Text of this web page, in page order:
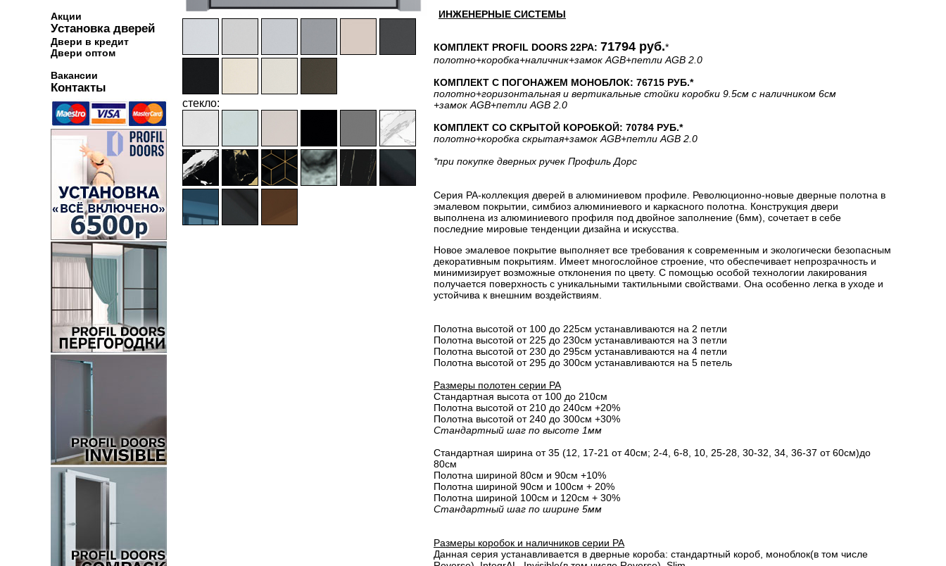
Акции
Установка дверей
Двери в кредит
Двери оптом
Вакансии
Контакты
стекло:
ИНЖЕНЕРНЫЕ СИСТЕМЫ
КОМПЛЕКТ PROFIL DOORS 22PA: 71794 руб.*
полотно+коробка+наличник+замок AGB+петли AGB 2.0
КОМПЛЕКТ С ПОГОНАЖЕМ МОНОБЛОК: 76715 РУБ.*
полотно+горизонтальная и вертикальные стойки коробки 9.5см с наличником 6см
+замок AGB+петли AGB 2.0
КОМПЛЕКТ СО СКРЫТОЙ КОРОБКОЙ: 70784 РУБ.*
полотно+коробка скрытая+замок AGB+петли AGB 2.0
*при покупке дверных ручек Профиль Дорс
Серия PA-коллекция дверей в алюминиевом профиле. Революционно-новые дверные полотна в
эмалевом покрытии, симбиоз алюминиевого и каркасного полотна. Конструкция двери
выполнена из алюминиевого профиля под двойное заполнение (6мм), сочетает в себе
последние мировые тенденции дизайна и искусства.
Новое эмалевое покрытие выполняет все требования к современным и экологически безопасным
декоративным покрытиям. Имеет многослойное строение, что обеспечивает непрозрачность и
минимизирует возможные отклонения по цвету. С помощью особой технологии лакирования
получается поверхность с уникальными тактильными свойствами. Она особенно легка в уходе и
устойчива к внешним воздействиям.
Полотна высотой от 100 до 225см устанавливаются на 2 петли
Полотна высотой от 225 до 230см устанавливаются на 3 петли
Полотна высотой от 230 до 295см устанавливаются на 4 петли
Полотна высотой от 295 до 300см устанавливаются на 5 петель
Размеры полотен серии PA
Стандартная высота от 100 до 210см
Полотна высотой от 210 до 240см +20%
Полотна высотой от 240 до 300см +30%
Стандартный шаг по высоте 1мм
Стандартная ширина от 35 (12, 17-21 от 40см; 2-4, 6-8, 10, 25-28, 30-32, 34, 36-37 от 60см)до
80см
Полотна шириной 80cм и 90cм +10%
Полотна шириной 90см и 100см + 20%
Полотна шириной 100см и 120см + 30%
Стандартный шаг по ширине 5мм
Размеры коробок и наличников серии PA
Данная серия устанавливается в дверные короба: стандартный короб, моноблок(в том числе